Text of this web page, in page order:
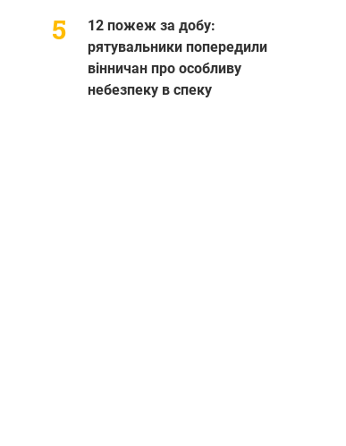
12 пожеж за добу:
рятувальники попередили
вінничан про особливу
небезпеку в спеку